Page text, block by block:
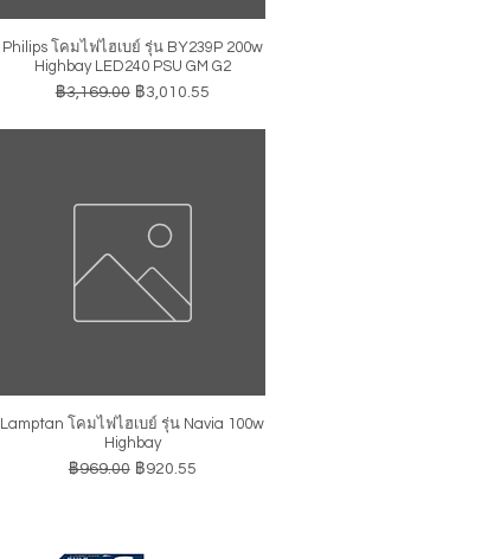
ดูข้อมูลด่วน
Philips โคมไฟไฮเบย์ รุ่น BY239P 200w
Highbay LED240 PSU GM G2
ราคาปกติ
฿3,169.00 ราคาขายลด
฿3,010.55
ดูข้อมูลด่วน
Lamptan โคมไฟไฮเบย์ รุ่น Navia 100w
Highbay
ราคาปกติ
฿969.00 ราคาขายลด
฿920.55